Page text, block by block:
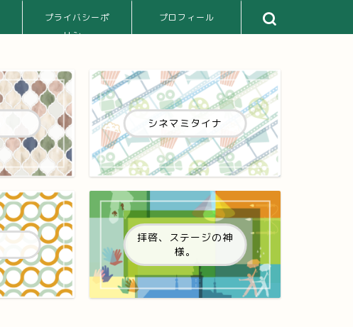
プライバシーポ
リシー
プロフィール
シネマミタイナ
拝啓、ステージの神
様。